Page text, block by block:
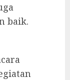
baik.